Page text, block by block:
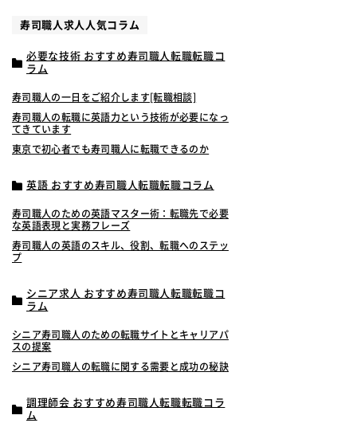
寿司職人求人人気コラム
必要な技術 おすすめ寿司職人転職転職コ
ラム
寿司職人の一日をご紹介します[転職相談]
寿司職人の転職に英語力という技術が必要になっ
てきています
東京で初心者でも寿司職人に転職できるのか
英語 おすすめ寿司職人転職転職コラム
寿司職人のための英語マスター術：転職先で必要
な英語表現と実務フレーズ
寿司職人の英語のスキル、役割、転職へのステッ
プ
シニア求人 おすすめ寿司職人転職転職コ
ラム
シニア寿司職人のための転職サイトとキャリアパ
スの提案
シニア寿司職人の転職に関する需要と成功の秘訣
調理師会 おすすめ寿司職人転職転職コラ
ム